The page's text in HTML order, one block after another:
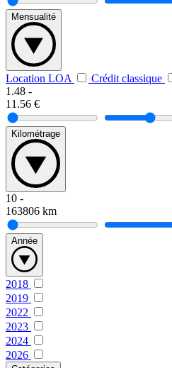
Mensualité
Location LOA
Crédit classique
1.48 -
11.56 €
Kilométrage
10 -
163806 km
Année
2018
2019
2022
2023
2024
2026